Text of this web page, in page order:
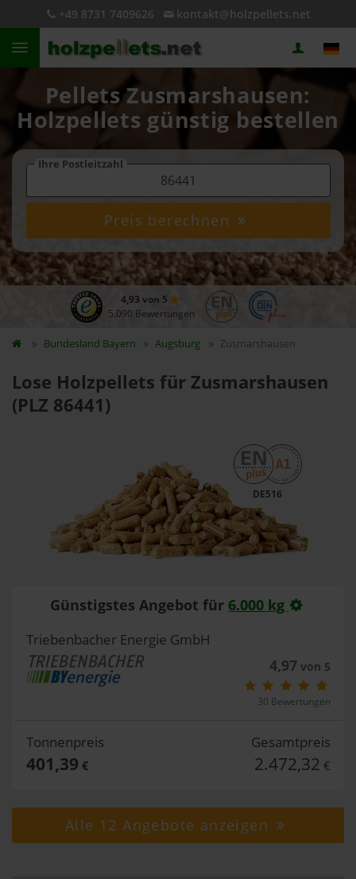
+49 8731 7409626 kontakt@holzpellets.net
Pellets Zusmarshausen:
Holzpellets günstig bestellen
Ihre Postleitzahl
Preis berechnen
4,93 von 5
5.090 Bewertungen
Bundesland Bayern Augsburg Zusmarshausen
Lose Holzpellets für Zusmarshausen
(PLZ 86441)
DE516
Günstigstes Angebot für 6.000 kg
Triebenbacher Energie GmbH
4,97von 5
30 Bewertungen
Tonnenpreis
401,39 €
Gesamtpreis
2.472,32 €
Alle 12 Angebote anzeigen